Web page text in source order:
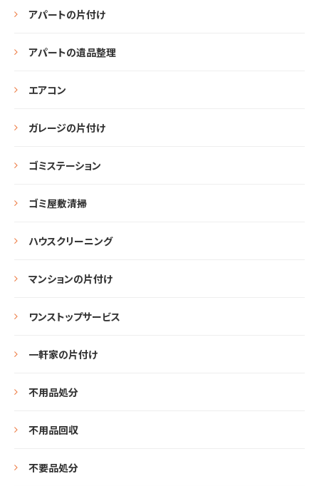
アパートの片付け
アパートの遺品整理
エアコン
ガレージの片付け
ゴミステーション
ゴミ屋敷清掃
ハウスクリーニング
マンションの片付け
ワンストップサービス
一軒家の片付け
不用品処分
不用品回収
不要品処分